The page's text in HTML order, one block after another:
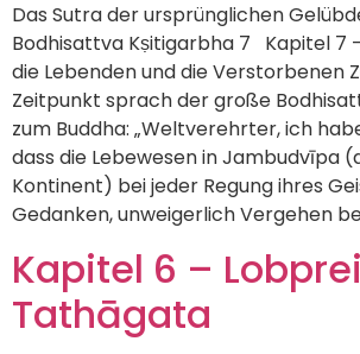
Das Sutra der ursprünglichen
Bodhisattva Kṣitigarbha 7 Kapitel 7
die Lebenden und die Verstorbenen
Zeitpunkt sprach der große
zum Buddha: „Weltverehrter, ich
dass die Lebewesen in Jambudvīpa
Kontinent) bei jeder Regung ihres
Gedanken, unweigerlich Vergehen
Kapitel 6 –
Tathāgata